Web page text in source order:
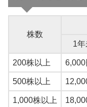
株数
1
200株以上 6,000
500株以上
1,000株以上